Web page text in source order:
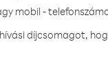
mobil -
díjcsomagot,